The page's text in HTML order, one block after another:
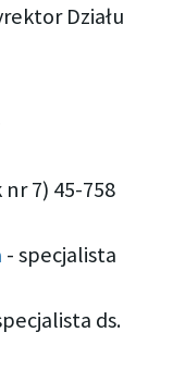
Działu
7) 45-758
-specjalista
ds.